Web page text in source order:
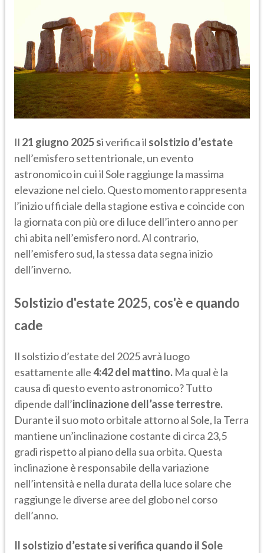
Il 21 giugno 2025 si verifica il solstizio d’estate
nell’emisfero settentrionale, un evento
astronomico in cui il Sole raggiunge la massima
elevazione nel cielo. Questo momento rappresenta
l’inizio ufficiale della stagione estiva e coincide con
la giornata con più ore di luce dell’intero anno per
chi abita nell’emisfero nord. Al contrario,
nell’emisfero sud, la stessa data segna inizio
dell’inverno.
Solstizio d'estate 2025, cos'è e quando
cade
Il solstizio d’estate del 2025 avrà luogo
esattamente alle4:42 del mattino. Ma qual è la
causa di questo evento astronomico? Tutto
dipende dall’inclinazione dell’asse terrestre.
Durante il suo moto orbitale attorno al Sole, la Terra
mantiene un’inclinazione costante di circa 23,5
gradi rispetto al piano della sua orbita. Questa
inclinazione è responsabile della variazione
nell’intensità e nella durata della luce solare che
raggiunge le diverse aree del globo nel corso
dell’anno.
Il solstizio d’estate si verifica quando il Sole